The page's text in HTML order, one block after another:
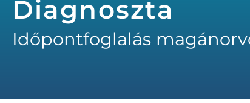
Diagnoszta
Időpontfoglalás